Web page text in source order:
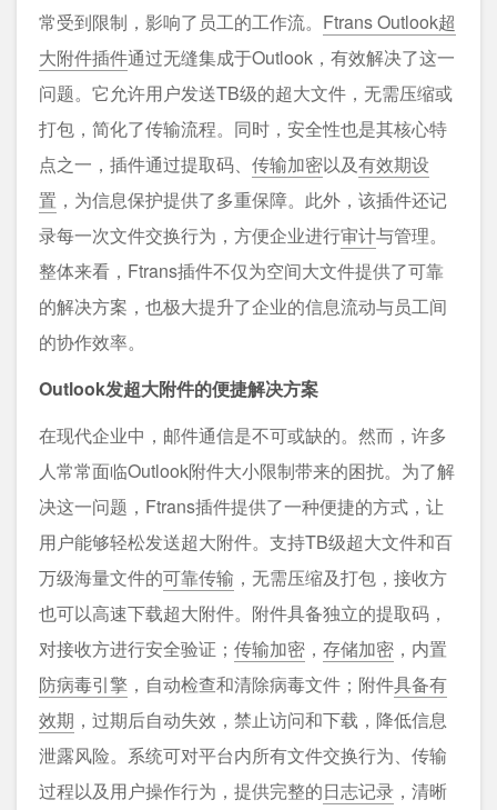
常受到限制，影响了员工的工作流。 Ftrans Outlook超
大附件插件通过无缝集成于Outlook，有效解决了这一
问题。它允许用户发送TB级的超大文件，无需压缩或
打包，简化了传输流程。同时，安全性也是其核心特
点之一，插件通过提取码、 传输加密以及有效期设
置 ，为信息保护提供了多重保障。此外，该插件还记
录每一次文件交换行为，方便企业进行审计与管理。
整体来看，Ftrans插件不仅为空间大文件提供了可靠
的解决方案，也极大提升了企业的信息流动与员工间
的协作效率。
Outlook发超大附件的便捷解决方案
在现代企业中，邮件通信是不可或缺的。然而，许多
人常常面临Outlook附件大小限制带来的困扰。为了解
决这一问题，Ftrans插件提供了一种便捷的方式，让
用户能够轻松发送超大附件。支持TB级超大文件和百
万级海量文件的可靠传输 ，无需压缩及打包，接收方
也可以高速下载超大附件。附件具备独立的提取码，
对接收方进行安全验证； 传输加密 ， 存储加密 ，内置
防病毒引擎 ，自动检查和清除病毒文件；附件具备有
效期 ，过期后自动失效，禁止访问和下载，降低信息
泄露风险。系统可对平台内所有文件交换行为、传输
过程以及用户操作行为，提供完整的日志记录 ，清晰